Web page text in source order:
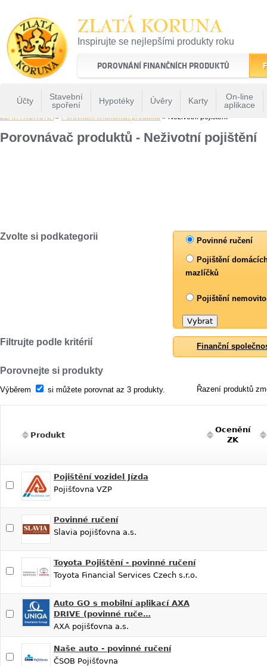
ZLATÁ KORUNA
Inspirujte se nejlepšími produkty roku
22 let tradice a kvality na finančním trhu
POROVNÁNÍ FINANČNÍCH PRODUKTŮ
Účty
Stavební
spoření
Hypotéky Úvěry Karty
On-line
aplikace
ZLATÁ KORUNA» Porovnání finančních produktů » Neživotní pojištění
Porovnávač produktů - Neživotní pojištění
Zvolte si podkategorii Povinné ručení
Pojištění
mazlíčků
Pojištění
Filtrujte podle kritérií Finanční
Porovnejte si produkty
Řazení produktů
Výběrem si můžete porovnat az 3 produkty.
Produkt
Ocenění
ZK
Pojištění vozidel Jízda
Pojišťovna VZP
Povinné ručení
Slavia pojišťovna a.s.
Toyota Pojištění - povinné ručení
Toyota Financial Services Czech s.r.o.
Auto GO s mobilní aplikací AXA
DRIVE (povinné ruče…
AXA pojišťovna a.s.
Naše auto - povinné ručení
ČSOB Pojišťovna